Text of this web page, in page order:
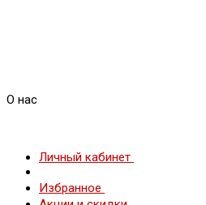
О нас
Личный кабинет
Избранное